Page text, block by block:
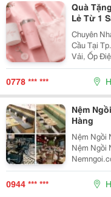
Quà
Lẻ Từ 1
Chuyên
Cầu Tại
Vải, Ốp
Nhận In
0778 *** ***
Nệm
Hàng
Nệm Ngồi
Nệm Ngồi
Liệu, Màu
Cầu. Sản
Mãi, Ưu...
0944 *** ***